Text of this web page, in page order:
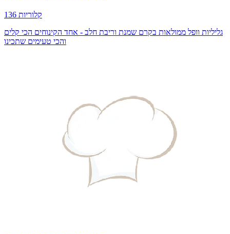
136 קלוריות
גליליות וופל ממולאות בקרם שמנת וריבת חלב - אחד הקינוחים הכי קלים
והכי טעימים שתכינו